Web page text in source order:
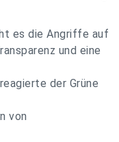
es die Angriffe auf
und eine
der Grüne
von